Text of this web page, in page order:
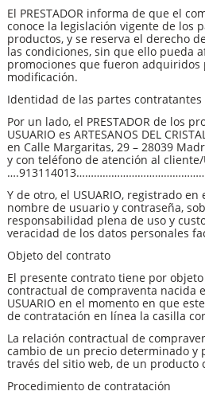
El PRESTADOR informa de que el
conoce la legislación vigente de los
productos, y se reserva el derecho
las condiciones, sin que ello pueda
promociones que fueron adquiridos
modificación.
Identidad de las partes contratantes
Por un lado, el PRESTADOR de los
USUARIO es ARTESANOS DEL
en Calle Margaritas, 29 – 28039
y con teléfono de atención al cliente/
Y de otro, el USUARIO, registrado
nombre de usuario y contraseña,
responsabilidad plena de uso y
veracidad de los datos personales
Objeto del contrato
El presente contrato tiene por
contractual de compraventa nacida
USUARIO en el momento en que
de contratación en línea la casilla
La relación contractual de
cambio de un precio determinado y
través del sitio web, de un producto
Procedimiento de contratación